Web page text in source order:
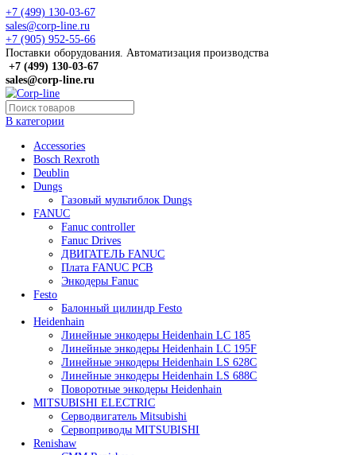
+7 (499) 130-03-67
sales@corp-line.ru
+7 (905) 952-55-66
Поставки оборудования. Автоматизация производства
+7 (499)130-03-67
sales@corp-line.ru
Accessories
Bosch Rexroth
Deublin
Dungs
Газовый мультиблок Dungs
FANUC
Fanuc controller
Fanuc Drives
ДВИГАТЕЛЬ FANUC
Плата FANUC PCB
Энкодеры Fanuc
Festo
Балонный цилиндр Festo
Heidenhain
Линейные энкодеры Heidenhain LC 185
Линейные энкодеры Heidenhain LC 195F
Линейные энкодеры Heidenhain LS 628C
Линейные энкодеры Heidenhain LS 688C
Поворотные энкодеры Heidenhain